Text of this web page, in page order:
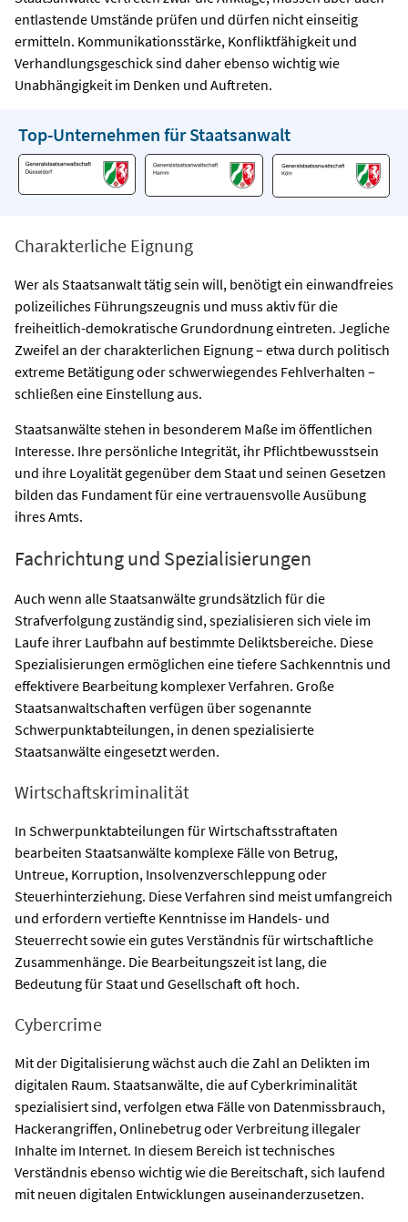
entlastende Umstände prüfen und dürfen nicht einseitig
ermitteln. Kommunikationsstärke, Konfliktfähigkeit und
Verhandlungsgeschick sind daher ebenso wichtig wie
Unabhängigkeit im Denken und Auftreten.
Top-Unternehmen für Staatsanwalt
Charakterliche Eignung
Wer als Staatsanwalt tätig sein will, benötigt ein einwandfreies
polizeiliches Führungszeugnis und muss aktiv für die
freiheitlich-demokratische Grundordnung eintreten. Jegliche
Zweifel an der charakterlichen Eignung – etwa durch politisch
extreme Betätigung oder schwerwiegendes Fehlverhalten –
schließen eine Einstellung aus.
Staatsanwälte stehen in besonderem Maße im öffentlichen
Interesse. Ihre persönliche Integrität, ihr Pflichtbewusstsein
und ihre Loyalität gegenüber dem Staat und seinen Gesetzen
bilden das Fundament für eine vertrauensvolle Ausübung
ihres Amts.
Fachrichtung und Spezialisierungen
Auch wenn alle Staatsanwälte grundsätzlich für die
Strafverfolgung zuständig sind, spezialisieren sich viele im
Laufe ihrer Laufbahn auf bestimmte Deliktsbereiche. Diese
Spezialisierungen ermöglichen eine tiefere Sachkenntnis und
effektivere Bearbeitung komplexer Verfahren. Große
Staatsanwaltschaften verfügen über sogenannte
Schwerpunktabteilungen, in denen spezialisierte
Staatsanwälte eingesetzt werden.
Wirtschaftskriminalität
In Schwerpunktabteilungen für Wirtschaftsstraftaten
bearbeiten Staatsanwälte komplexe Fälle von Betrug,
Untreue, Korruption, Insolvenzverschleppung oder
Steuerhinterziehung. Diese Verfahren sind meist umfangreich
und erfordern vertiefte Kenntnisse im Handels- und
Steuerrecht sowie ein gutes Verständnis für wirtschaftliche
Zusammenhänge. Die Bearbeitungszeit ist lang, die
Bedeutung für Staat und Gesellschaft oft hoch.
Cybercrime
Mit der Digitalisierung wächst auch die Zahl an Delikten im
digitalen Raum. Staatsanwälte, die auf Cyberkriminalität
spezialisiert sind, verfolgen etwa Fälle von Datenmissbrauch,
Hackerangriffen, Onlinebetrug oder Verbreitung illegaler
Inhalte im Internet. In diesem Bereich ist technisches
Verständnis ebenso wichtig wie die Bereitschaft, sich laufend
mit neuen digitalen Entwicklungen auseinanderzusetzen.